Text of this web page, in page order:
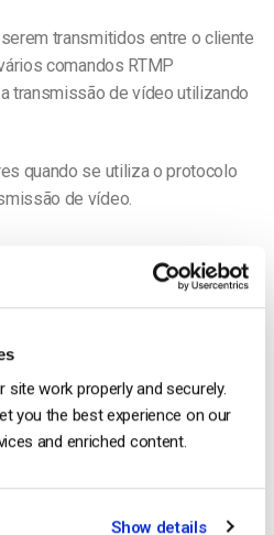
work properly and securely.
you the best experience on our
and enriched content.
Show details
transmitidos entre o cliente
comandos RTMP
transmissão de vídeo utilizando
quando se utiliza o protocolo
de vídeo.
RTMP que utiliza encriptação de
que uma entidade não
ser utilizado indistintamente
este protocolo é popular para